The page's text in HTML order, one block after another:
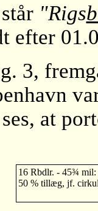
"Rigs
efter
3,
at
16 Rbdlr. - 45¾ mil:
50 % tillæg, jf.